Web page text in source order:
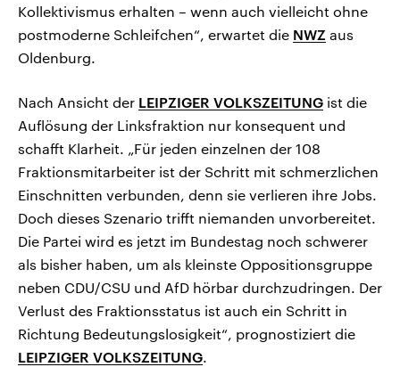
Kollektivismus erhalten – wenn auch vielleicht ohne
postmoderne Schleifchen“, erwartet die NWZ aus
Oldenburg.
Nach Ansicht der LEIPZIGER VOLKSZEITUNG ist die
Auflösung der Linksfraktion nur konsequent und
schafft Klarheit. „Für jeden einzelnen der 108
Fraktionsmitarbeiter ist der Schritt mit schmerzlichen
Einschnitten verbunden, denn sie verlieren ihre Jobs.
Doch dieses Szenario trifft niemanden unvorbereitet.
Die Partei wird es jetzt im Bundestag noch schwerer
als bisher haben, um als kleinste Oppositionsgruppe
neben CDU/CSU und AfD hörbar durchzudringen. Der
Verlust des Fraktionsstatus ist auch ein Schritt in
Richtung Bedeutungslosigkeit“, prognostiziert die
LEIPZIGER VOLKSZEITUNG.